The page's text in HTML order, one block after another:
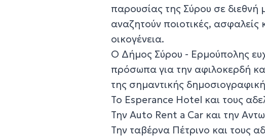
παρουσίας της Σύρου σε διεθνή
αναζητούν ποιοτικές, ασφαλείς
οικογένεια.
Ο Δήμος Σύρου - Ερμούπολης
πρόσωπα για την αφιλοκερδή
της σημαντικής
Το Esperance Hotel και τους
Την Auto Rent a Car και την
Την ταβέρνα Πέτρινο και τους